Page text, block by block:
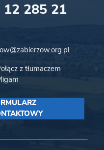
12 285 21
z tłumaczem